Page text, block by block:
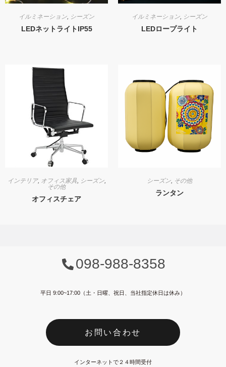
イルミネーション, シーズン
LEDネットライトIP55
イルミネーション, シーズン
LEDロープライト
インテリア, オフィス家具, シーズン,
その他
オフィスチェア
シーズン, その他
ランタン
098-988-8358
平日 9:00~17:00（土・日曜、祝日、当社指定休日は休み）
お問い合わせ
インターネットで２４時間受付